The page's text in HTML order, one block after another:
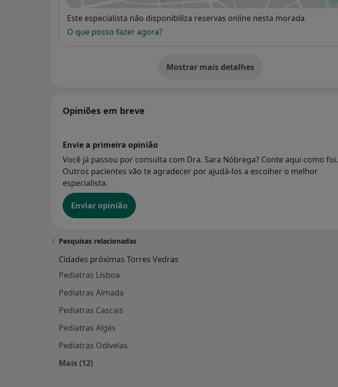
Disponibilidade
Este especialista não disponibiliza reservas online nesta morada
O que posso fazer agora?
Mostrar mais detalhes
sobre o endereço
Opiniões em breve
Envie a primeira opinião
Você já passou por consulta com Dra. Sara Nóbrega? Conte aqui como foi.
Outros pacientes vão te agradecer por ajudá-los a escolher o melhor
especialista.
Enviar opinião
Pesquisas relacionadas
Cidades próximas Torres Vedras
Pediatras Lisboa
Pediatras Almada
Pediatras Cascais
Pediatras Algés
Pediatras Odivelas
Mais (12)